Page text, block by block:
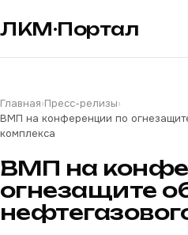
ЛКМ·Портал
Главная›Пресс-релизы›
ВМП на конференции по
комплекса
ВМП на
огнезащите